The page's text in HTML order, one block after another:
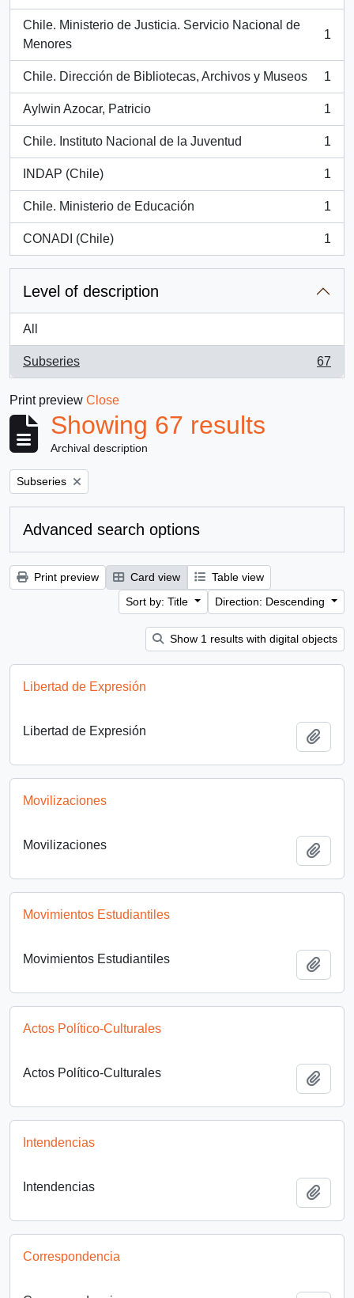
Chile. Ministerio de Justicia. Servicio Nacional de
Menores
, 1 results
1
Chile. Dirección de Bibliotecas, Archivos y Museos
, 1 results
1
Aylwin Azocar, Patricio
, 1 results
1
Chile. Instituto Nacional de la Juventud
, 1 results
1
INDAP (Chile)
, 1 results
1
Chile. Ministerio de Educación
, 1 results
1
CONADI (Chile)
, 1 results
1
Level of description
All
Subseries
, 67 results
67
Print preview Close
Showing 67 results
Archival description
Remove filter:
Subseries
Advanced search options
Print preview Card view
Table view
Sort by: Title
Direction: Descending
Show 1 results with digital objects
Libertad de Expresión
Libertad de Expresión
Movilizaciones
Movilizaciones
Movimientos Estudiantiles
Movimientos Estudiantiles
Actos Político-Culturales
Actos Político-Culturales
Intendencias
Intendencias
Correspondencia